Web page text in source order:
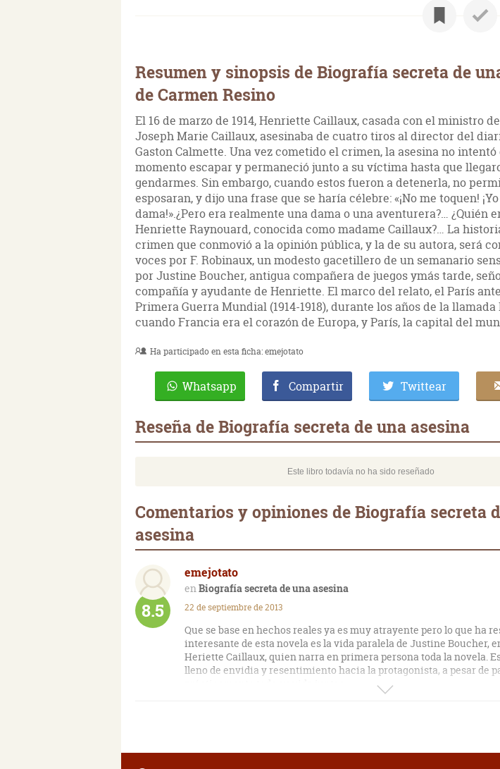
Resumen y sinopsis de Biografía secreta de
de Carmen Resino
El 16 de marzo de 1914, Henriette Caillaux, casada con el ministro
Joseph Marie Caillaux, asesinaba de cuatro tiros al director del
Gaston Calmette. Una vez cometido el crimen, la asesina no
momento escapar y permaneció junto a su víctima hasta que
gendarmes. Sin embargo, cuando estos fueron a detenerla, no
esposaran, y dijo una frase que se haría célebre: «¡No me toquen!
dama!».¿Pero era realmente una dama o una aventurera?… ¿Quién
Henriette Raynouard, conocida como madame Caillaux?… La
crimen que conmovió a la opinión pública, y la de su autora, será
voces por F. Robinaux, un modesto gacetillero de un semanario
por Justine Boucher, antigua compañera de juegos ymás tarde,
compañía y ayudante de Henriette. El marco del relato, el París
Primera Guerra Mundial (1914-1918), durante los años de la llamada
cuando Francia era el corazón de Europa, y París, la capital del
Ha participado en esta ficha:emejotato
Whatsapp Compartir Twittear
Reseña de Biografía secreta de una asesina
Este libro todavía no ha sido reseñado
Comentarios y opiniones de Biografía secreta
asesina
emejotato
Biografía secreta de una asesina
8.5 22 de septiembre de 2013
Que se base en hechos reales ya es muy atrayente pero lo que ha
interesante de esta novela es la vida paralela de Justine Boucher,
Heriette Caillaux, quien narra en primera persona toda la novela.
lleno de envidia y resentimiento hacia la protagonista, a pesar de